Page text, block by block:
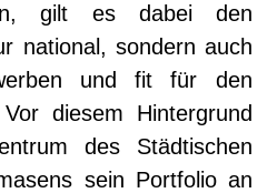
gilt es dabei den
national, sondern auch
und fit für den
diesem Hintergrund
des Städtischen
sein Portfolio an